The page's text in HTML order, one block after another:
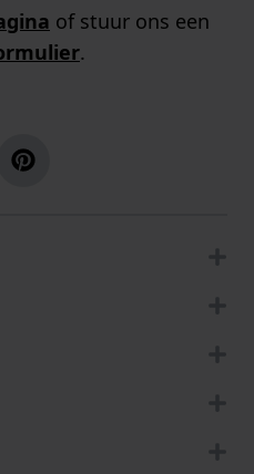
of stuur ons een
.